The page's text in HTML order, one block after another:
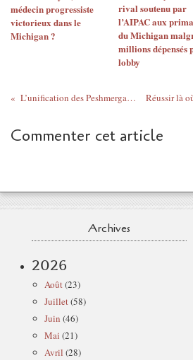
médecin progressiste
victorieux dans le
Michigan ?
rival soutenu par
l’AIPAC aux
du Michigan
millions dépensés
lobby
L’unification des Peshmergas en danger
Commenter cet article
Archives
2026
Août(23)
Juillet(58)
Juin (46)
Mai (21)
Avril (28)